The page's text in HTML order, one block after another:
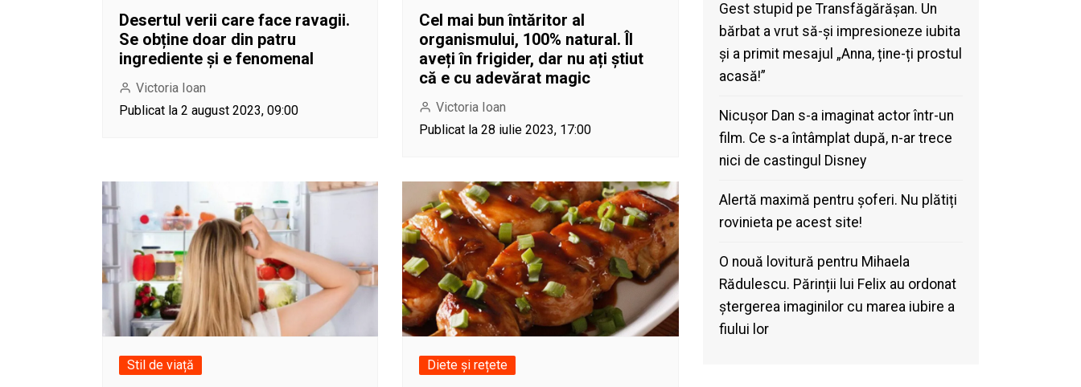
Desertul verii care face ravagii.
Se obține doar din patru
ingrediente și e fenomenal
Victoria Ioan
Publicat la 2 august 2023, 09:00
Cel mai bun întăritor al
organismului, 100% natural. Îl
aveți în frigider, dar nu ați știut
că e cu adevărat magic
Victoria Ioan
Publicat la 28 iulie 2023, 17:00
Stil de viață Diete și rețete
Gest stupid pe Transfăgărășan. Un
bărbat a vrut să-și impresioneze iubita
și a primit mesajul „Anna, ține-ți prostul
acasă!”
Nicușor Dan s-a imaginat actor într-un
film. Ce s-a întâmplat după, n-ar trece
nici de castingul Disney
Alertă maximă pentru șoferi. Nu plătiți
rovinieta pe acest site!
O nouă lovitură pentru Mihaela
Rădulescu. Părinții lui Felix au ordonat
ștergerea imaginilor cu marea iubire a
fiului lor